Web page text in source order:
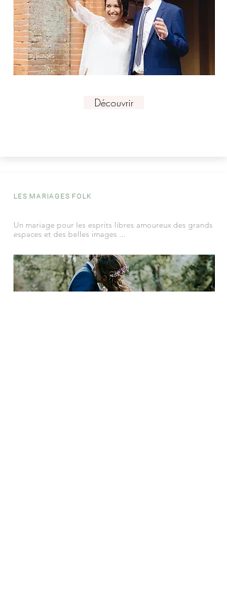
Découvrir
LES MARIAGES FOLK
Un mariage pour les esprits libres amoureux des grands
espaces et des belles images ...